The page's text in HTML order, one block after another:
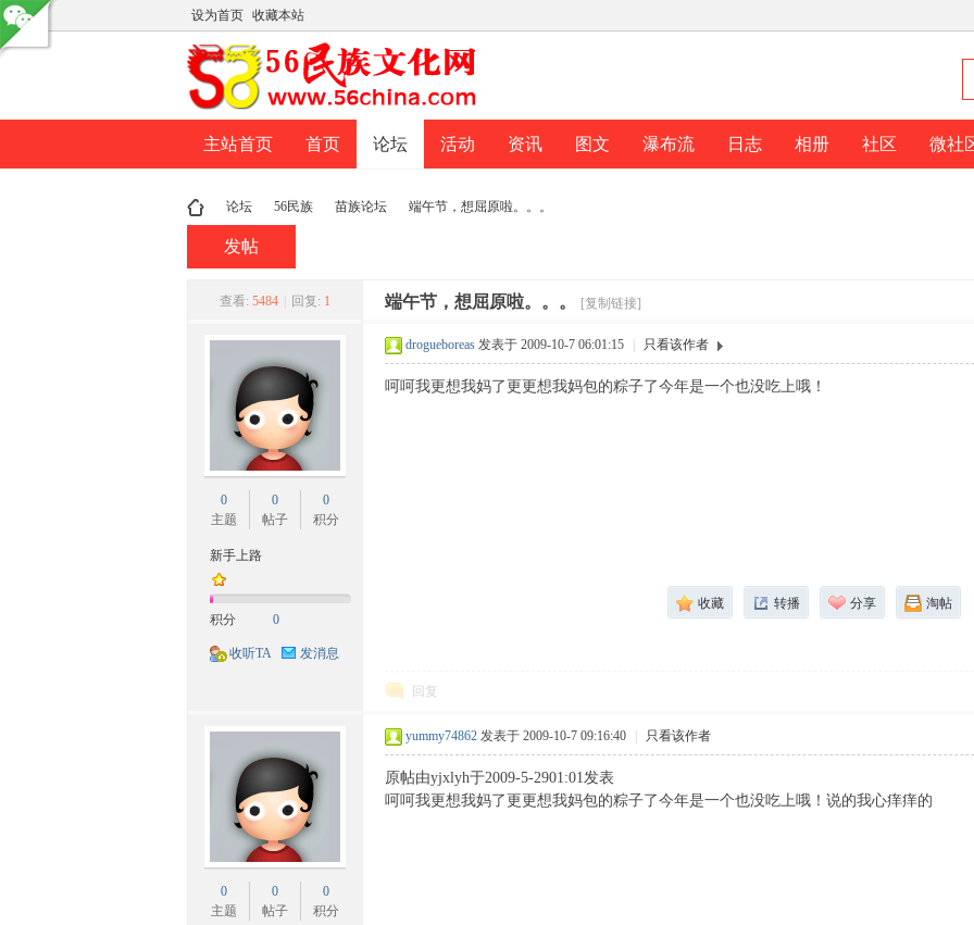
设为首页 收藏本站
主站首页 首页 论坛 活动 资讯 图文 瀑布流 日志 相册 社区 微社
论坛
›
56民族
›
苗族论坛
›
端午节，想屈原啦。。。
发帖
查看: 5484 回复: 1 端午节，想屈原啦。。。 [复制链接]
0
主题
0
帖子
0
积分
新手上路
积分 0
收听TA 发消息
drogueboreas 发表于 2009-10-7 06:01:15 只看该作者
呵呵我更想我妈了更更想我妈包的粽子了今年是一个也没吃上哦！
收藏 转播 分享 淘帖
回复
0
主题
0
帖子
0
积分
yummy74862 发表于 2009-10-7 09:16:40 只看该作者
原帖由yjxlyh于2009-5-2901:01发表
呵呵我更想我妈了更更想我妈包的粽子了今年是一个也没吃上哦！说的我心痒痒的